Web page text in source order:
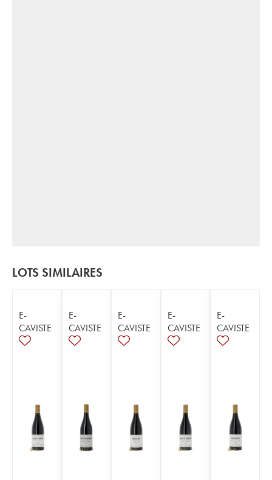
LOTS SIMILAIRES
E-
CAVISTE
E-
CAVISTE
E-
CAVISTE
E-
CAVISTE
E-
CAVISTE